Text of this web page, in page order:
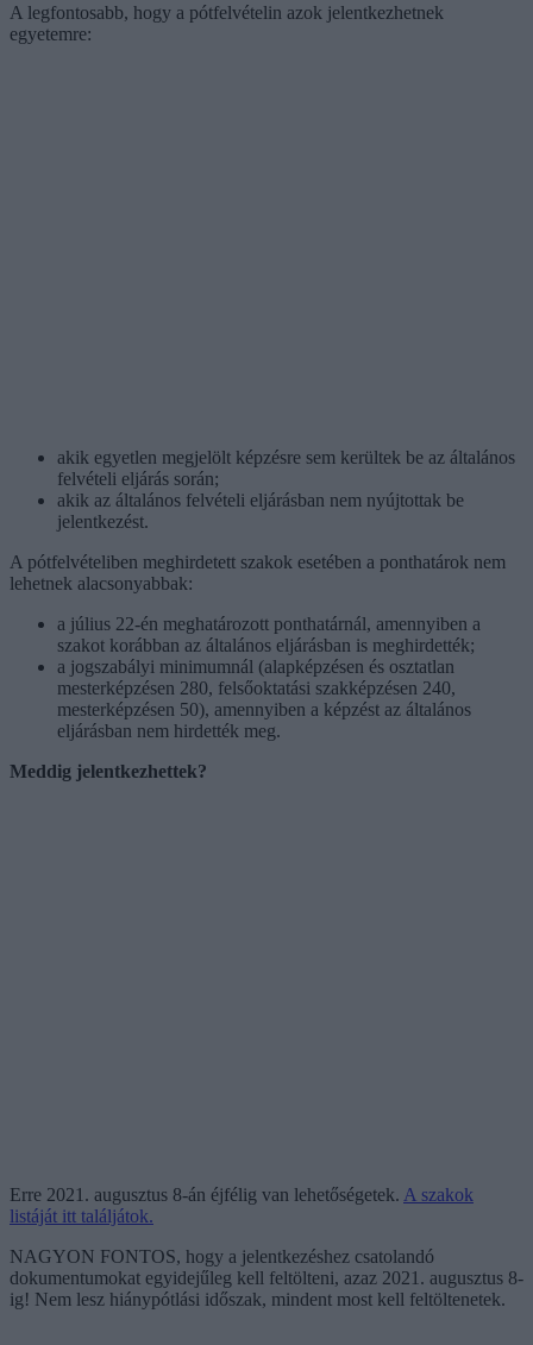
A legfontosabb, hogy a pótfelvételin azok jelentkezhetnek
egyetemre:
akik egyetlen megjelölt képzésre sem kerültek be az általános
felvételi eljárás során;
akik az általános felvételi eljárásban nem nyújtottak be
jelentkezést.
A pótfelvételiben meghirdetett szakok esetében a ponthatárok nem
lehetnek alacsonyabbak:
a július 22-én meghatározott ponthatárnál, amennyiben a
szakot korábban az általános eljárásban is meghirdették;
a jogszabályi minimumnál (alapképzésen és osztatlan
mesterképzésen 280, felsőoktatási szakképzésen 240,
mesterképzésen 50), amennyiben a képzést az általános
eljárásban nem hirdették meg.
Meddig jelentkezhettek?
Erre 2021. augusztus 8-án éjfélig van lehetőségetek. A szakok
listáját itt találjátok.
NAGYON FONTOS, hogy a jelentkezéshez csatolandó
dokumentumokat egyidejűleg kell feltölteni, azaz 2021. augusztus 8-
ig! Nem lesz hiánypótlási időszak, mindent most kell feltöltenetek.